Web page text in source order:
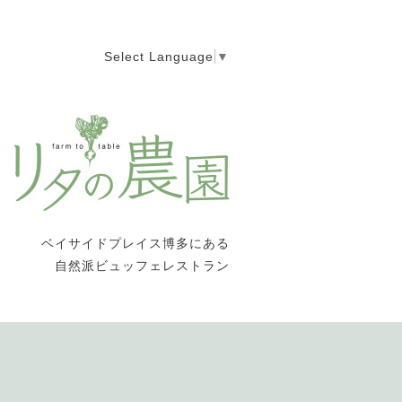
Select Language ▼
ベイサイドプレイス博多にある
自然派ビュッフェレストラン